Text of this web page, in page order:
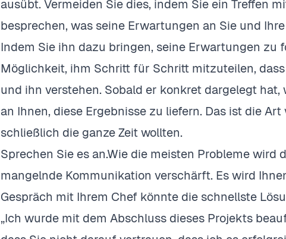
ausübt. Vermeiden Sie dies, indem Sie ein Treffen
besprechen, was seine Erwartungen an Sie und
Indem Sie ihn dazu bringen, seine Erwartungen zu
Möglichkeit, ihm Schritt für Schritt mitzuteilen,
und ihn verstehen. Sobald er konkret dargelegt
an Ihnen, diese Ergebnisse zu liefern. Das ist die
schließlich die ganze Zeit wollten.
Sprechen Sie es an.Wie die meisten Probleme wird
mangelnde Kommunikation verschärft. Es wird
Gespräch mit Ihrem Chef könnte die schnellste
„Ich wurde mit dem Abschluss dieses Projekts